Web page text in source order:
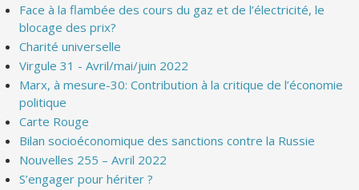
Face à la flambée des cours du gaz et de l’électricité, le
blocage des prix?
Charité universelle
Virgule 31 - Avril/mai/juin 2022
Marx, à mesure-30: Contribution à la critique de l’économie
politique
Carte Rouge
Bilan socioéconomique des sanctions contre la Russie
Nouvelles 255 – Avril 2022
S’engager pour hériter ?